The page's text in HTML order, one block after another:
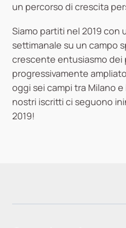
un percorso di crescita
Siamo partiti nel 2019 con
settimanale su un campo
crescente entusiasmo dei
progressivamente
oggi sei campi tra Milano
nostri iscritti ci seguono
2019!